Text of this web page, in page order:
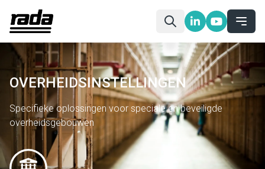
OVERHEIDSINSTELLINGEN
Specifieke oplossingen voor speciale en beveiligde
overheidsgebouwen